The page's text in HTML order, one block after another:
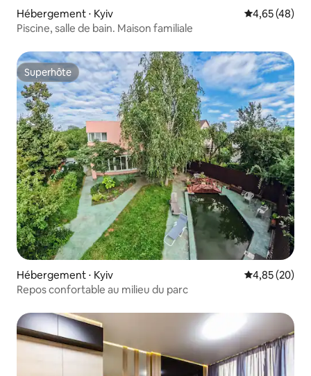
Hébergement ⋅ Kyiv Évaluation
4,65 (48)
Piscine, salle de bain. Maison familiale
Superhôte
Superhôte
Hébergement ⋅ Kyiv Évaluation
4,85 (20)
Repos confortable au milieu du parc